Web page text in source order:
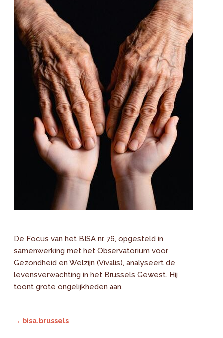
De Focus van het BISA nr. 76, opgesteld in
samenwerking met het Observatorium voor
Gezondheid en Welzijn (Vivalis), analyseert de
levensverwachting in het Brussels Gewest. Hij
toont grote ongelijkheden aan.
→ bisa.brussels